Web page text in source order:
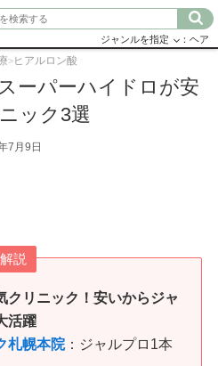
ジャンルを指定 ：ヘア
>ヒアルロン酸
ーパーハイドロが安
ック3選
7月9日
説
クリニック！安いからジャ
活躍
札幌本院：ジャルプロ1本